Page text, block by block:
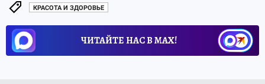
КРАСОТА И ЗДОРОВЬЕ
ЧИТАЙТЕ НАС В МАХ!